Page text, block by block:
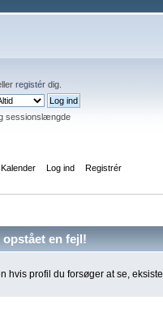
registér dig.
sessionslængde
Kalender Log ind Registrér
opstået en fejl!
hvis profil du forsøger at se,